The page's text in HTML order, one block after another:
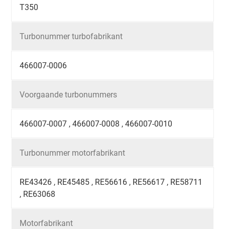
T350
Turbonummer turbofabrikant
466007-0006
Voorgaande turbonummers
466007-0007 , 466007-0008 , 466007-0010
Turbonummer motorfabrikant
RE43426 , RE45485 , RE56616 , RE56617 , RE58711
, RE63068
Motorfabrikant